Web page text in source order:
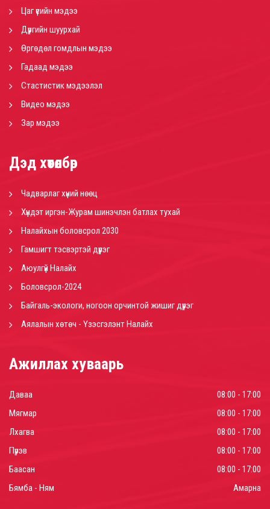
Цаг үеийн мэдээ
Дүүргийн шуурхай
Өргөдөл гомдлын мэдээ
Гадаад мэдээ
Стастистик мэдээлэл
Видео мэдээ
Зар мэдээ
Дэд хөтөлбөр
Чадварлаг хүний нөөц
Хүндэт иргэн-Журам шинэчлэн батлах тухай
Налайхын боловсрол 2030
Гамшигт тэсвэртэй дүүрэг
Аюулгүй Налайх
Боловсрол-2024
Байгаль-экологи, ногоон орчинтой жишиг дүүрэг
Аялалын хөтөч - Үзэсгэлэнт Налайх
Ажиллах хуваарь
Даваа
08:00 - 17:00
Мягмар
08:00 - 17:00
Лхагва
08:00 - 17:00
Пүрэв
08:00 - 17:00
Баасан
08:00 - 17:00
Бямба - Ням
Амарна